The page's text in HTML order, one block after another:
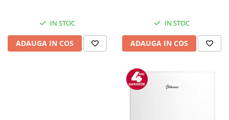
IN STOC
ADAUGA IN COS
IN STOC
ADAUGA IN COS